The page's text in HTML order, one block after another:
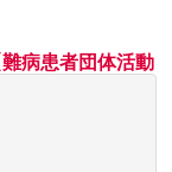
者団体活動費